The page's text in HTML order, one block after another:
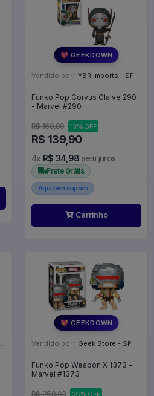
💖 GEEKDOWN
Vendido por: YBR Imports - SP
Funko Pop Corvus Glaive 290
- Marvel #290
R$ 160,80 13% OFF
R$ 139,90
4x R$ 34,98 sem juros
Frete Grátis
Aqui tem cupom
Carrinho
💖 GEEKDOWN
Vendido por: Geek Store - SP
Funko Pop Weapon X 1373 -
Marvel #1373
R$ 258,03 38% OFF